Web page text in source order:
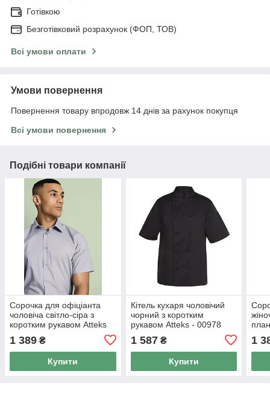
Готівкою
Безготівковий розрахунок (ФОП, ТОВ)
Всі умови оплати
Умови повернення
Повернення товару впродовж 14 днів за рахунок покупця
Всі умови повернення
Подібні товари компанії
Сорочка для офіціанта
чоловіча світло-сіра з
коротким рукавом Atteks
1 389 ₴
Купити
Кітель кухаря чоловічий
чорний з коротким
рукавом Atteks - 00978
1 587₴
Купити
1